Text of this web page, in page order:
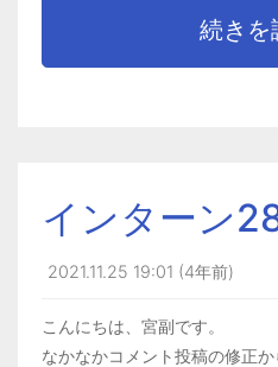
例えば、ログインなどの情報
続きを
インターン
2021.11.25 19:01 (4年前)
こんにちは、宮副です。
なかなかコメント投稿の修正か